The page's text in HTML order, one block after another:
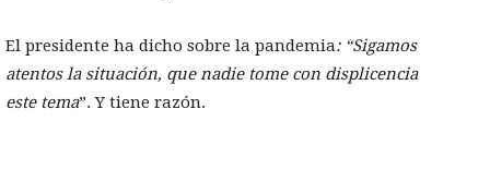
El presidente ha dicho sobre la pandemia: “Sigamos
atentos la situación, que nadie tome con displicencia
este tema”. Y tiene razón.